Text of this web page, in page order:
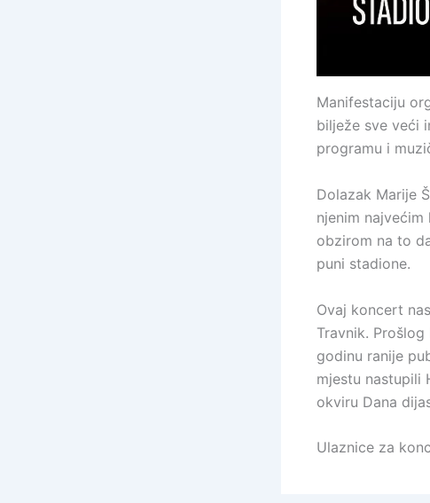
Manifestaciju
bilježe sve veći
programu i
Dolazak Marije
njenim
obzirom na to
puni stadione.
Ovaj koncert
Travnik.
godinu ranije
mjestu nastupili
okviru Dana
Ulaznice za